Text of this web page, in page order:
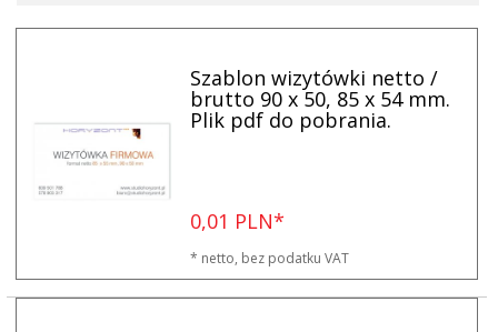
Szablon wizytówki netto /
brutto 90 x 50, 85 x 54 mm.
Plik pdf do pobrania.
0,01 PLN*
* netto, bez podatku VAT